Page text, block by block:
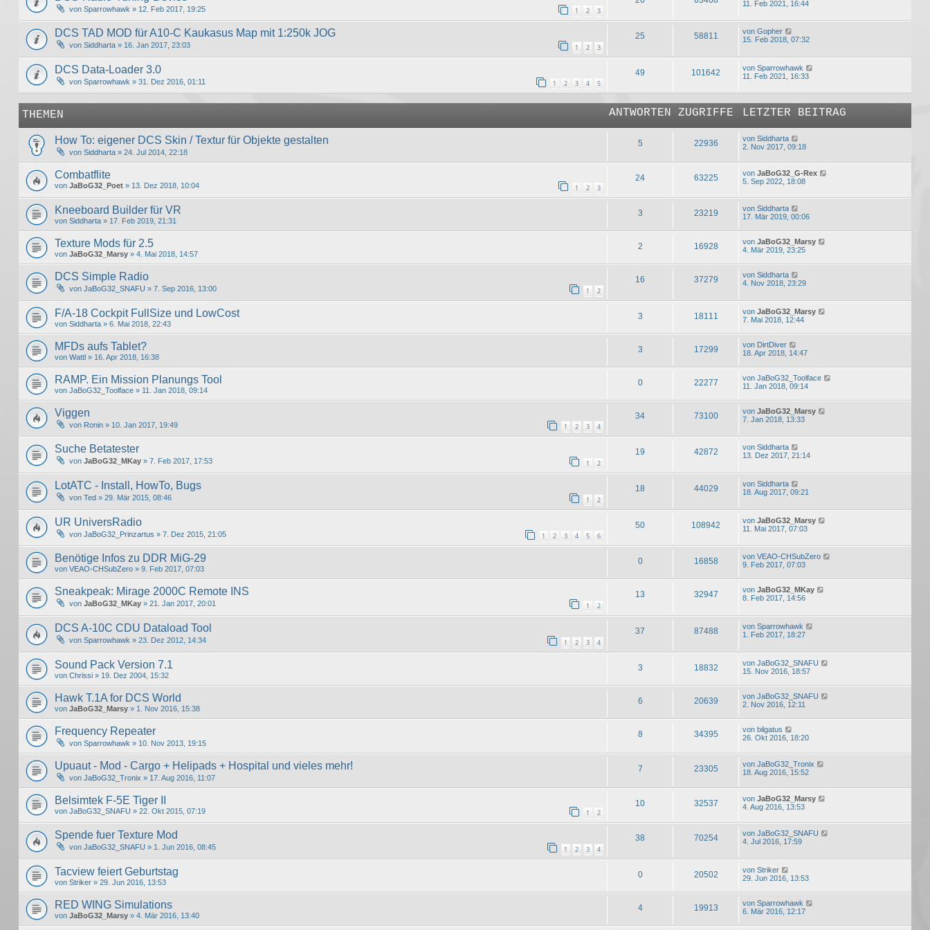
von Sparrowhawk » 12. Feb 2017, 19:25 1 2 3
11. Feb 2021, 16:44
DCS TAD MOD für A10-C Kaukasus Map mit 1:250k JOG
von Siddharta » 16. Jan 2017, 23:03 1 2 3
25 58811 von Gopher
15. Feb 2018, 07:32
DCS Data-Loader 3.0
von Sparrowhawk » 31. Dez 2016, 01:11 1 2 3 4 5
49 101642 von Sparrowhawk
11. Feb 2021, 16:33
THEMEN ANTWORTEN ZUGRIFFE LETZTER BEITRAG
How To: eigener DCS Skin / Textur für Objekte gestalten
von Siddharta » 24. Jul 2014, 22:18
5 22936 von Siddharta
2. Nov 2017, 09:18
Combatflite
von JaBoG32_Poet » 13. Dez 2018, 10:04 1 2 3
24 63225 von JaBoG32_G-Rex
5. Sep 2022, 18:08
Kneeboard Builder für VR
von Siddharta » 17. Feb 2019, 21:31
3 23219 von Siddharta
17. Mär 2019, 00:06
Texture Mods für 2.5
von JaBoG32_Marsy » 4. Mai 2018, 14:57
2 16928 von JaBoG32_Marsy
4. Mär 2019, 23:25
DCS Simple Radio
von JaBoG32_SNAFU » 7. Sep 2016, 13:00 1 2
16 37279 von Siddharta
4. Nov 2018, 23:29
F/A-18 Cockpit FullSize und LowCost
von Siddharta » 6. Mai 2018, 22:43
3 18111 von JaBoG32_Marsy
7. Mai 2018, 12:44
MFDs aufs Tablet?
von Wattl » 16. Apr 2018, 16:38
3 17299 von DirtDiver
18. Apr 2018, 14:47
RAMP. Ein Mission Planungs Tool
von JaBoG32_Toolface » 11. Jan 2018, 09:14
0 22277 von JaBoG32_Toolface
11. Jan 2018, 09:14
Viggen
von Ronin » 10. Jan 2017, 19:49 1 2 3 4
34 73100 von JaBoG32_Marsy
7. Jan 2018, 13:33
Suche Betatester
von JaBoG32_MKay » 7. Feb 2017, 17:53 1 2
19 42872 von Siddharta
13. Dez 2017, 21:14
LotATC - Install, HowTo, Bugs
von Ted » 29. Mär 2015, 08:46 1 2
18 44029 von Siddharta
18. Aug 2017, 09:21
UR UniversRadio
von JaBoG32_Prinzartus » 7. Dez 2015, 21:05 1 2 3 4 5 6
50 108942 von JaBoG32_Marsy
11. Mai 2017, 07:03
Benötige Infos zu DDR MiG-29
von VEAO-CHSubZero » 9. Feb 2017, 07:03
0 16858 von VEAO-CHSubZero
9. Feb 2017, 07:03
Sneakpeak: Mirage 2000C Remote INS
von JaBoG32_MKay » 21. Jan 2017, 20:01 1 2
13 32947 von JaBoG32_MKay
8. Feb 2017, 14:56
DCS A-10C CDU Dataload Tool
von Sparrowhawk » 23. Dez 2012, 14:34 1 2 3 4
37 87488 von Sparrowhawk
1. Feb 2017, 18:27
Sound Pack Version 7.1
von Chrissi » 19. Dez 2004, 15:32
3 18832 von JaBoG32_SNAFU
15. Nov 2016, 18:57
Hawk T.1A for DCS World
von JaBoG32_Marsy » 1. Nov 2016, 15:38
6 20639 von JaBoG32_SNAFU
2. Nov 2016, 12:11
Frequency Repeater
von Sparrowhawk » 10. Nov 2013, 19:15
8 34395 von bilgatus
26. Okt 2016, 18:20
Upuaut - Mod - Cargo + Helipads + Hospital und vieles mehr!
von JaBoG32_Tronix » 17. Aug 2016, 11:07
7 23305 von JaBoG32_Tronix
18. Aug 2016, 15:52
Belsimtek F-5E Tiger II
von JaBoG32_SNAFU » 22. Okt 2015, 07:19 1 2
10 32537 von JaBoG32_Marsy
4. Aug 2016, 13:53
Spende fuer Texture Mod
von JaBoG32_SNAFU » 1. Jun 2016, 08:45 1 2 3 4
38 70254 von JaBoG32_SNAFU
4. Jul 2016, 17:59
Tacview feiert Geburtstag
von Striker » 29. Jun 2016, 13:53
0 20502 von Striker
29. Jun 2016, 13:53
RED WING Simulations
von JaBoG32_Marsy » 4. Mär 2016, 13:40
4 19913 von Sparrowhawk
6. Mär 2016, 12:17